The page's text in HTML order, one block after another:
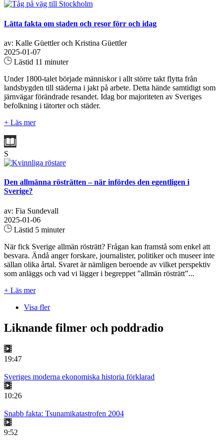
Lätta fakta om staden och resor förr och idag
av: Kalle Güettler och Kristina Güettler
2025-01-07
Lästid 11 minuter
Under 1800-talet började människor i allt större takt flytta från
landsbygden till städerna i jakt på arbete. Detta hände samtidigt som
järnvägar förändrade resandet. Idag bor majoriteten av Sveriges
befolkning i tätorter och städer.
+ Läs mer
S
Den allmänna rösträtten – när infördes den egentligen i
Sverige?
av: Fia Sundevall
2025-01-06
Lästid 5 minuter
När fick Sverige allmän rösträtt? Frågan kan framstå som enkel att
besvara. Ändå anger forskare, journalister, politiker och museer inte
sällan olika årtal. Svaret är nämligen beroende av vilket perspektiv
som anläggs och vad vi lägger i begreppet ”allmän rösträtt”...
+ Läs mer
Visa fler
Liknande filmer och poddradio
19:47
Sveriges moderna ekonomiska historia förklarad
10:26
Snabb fakta: Tsunamikatastrofen 2004
9:52